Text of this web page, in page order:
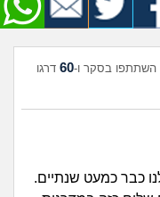
חדשות
שעוררו עניין
כאן?
השתתפו בסקר ו-60 דרגו
כבר כמעט שנתיים.